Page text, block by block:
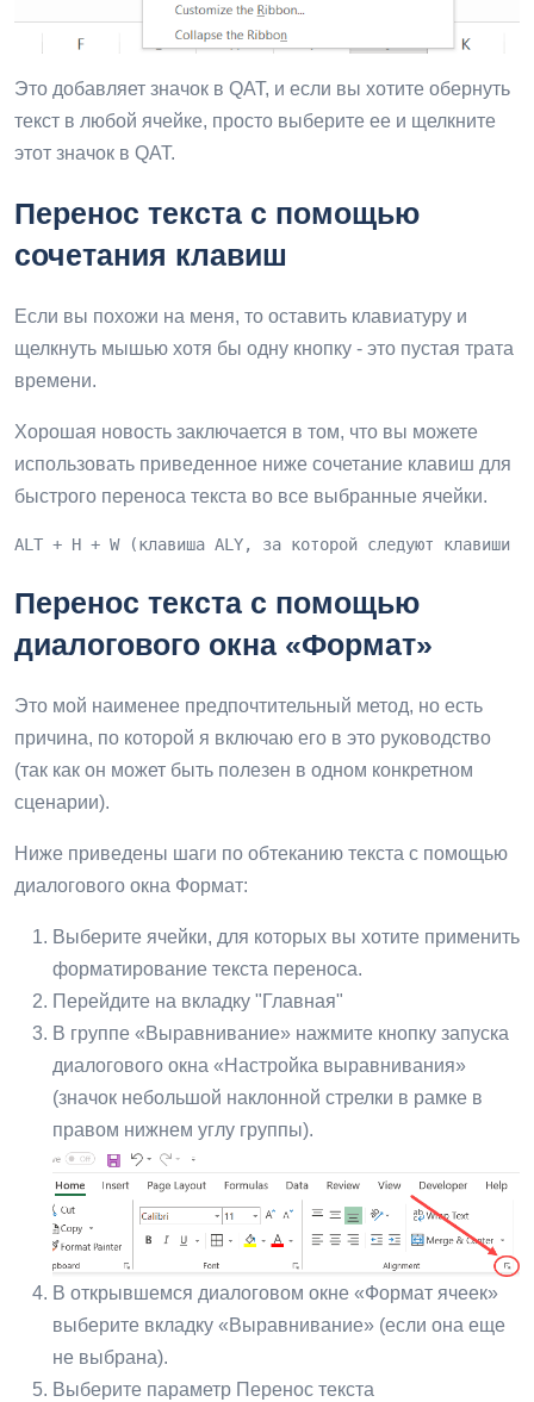
Это добавляет значок в QAT, и если вы хотите обернуть
текст в любой ячейке, просто выберите ее и щелкните
этот значок в QAT.
Перенос текста с помощью
сочетания клавиш
Если вы похожи на меня, то оставить клавиатуру и
щелкнуть мышью хотя бы одну кнопку - это пустая трата
времени.
Хорошая новость заключается в том, что вы можете
использовать приведенное ниже сочетание клавиш для
быстрого переноса текста во все выбранные ячейки.
ALT + H + W (клавиша ALY, за которой следуют клавиши
Перенос текста с помощью
диалогового окна «Формат»
Это мой наименее предпочтительный метод, но есть
причина, по которой я включаю его в это руководство
(так как он может быть полезен в одном конкретном
сценарии).
Ниже приведены шаги по обтеканию текста с помощью
диалогового окна Формат:
Выберите ячейки, для которых вы хотите применить
форматирование текста переноса.
Перейдите на вкладку "Главная"
В группе «Выравнивание» нажмите кнопку запуска
диалогового окна «Настройка выравнивания»
(значок небольшой наклонной стрелки в рамке в
правом нижнем углу группы).
В открывшемся диалоговом окне «Формат ячеек»
выберите вкладку «Выравнивание» (если она еще
не выбрана).
Выберите параметр Перенос текста